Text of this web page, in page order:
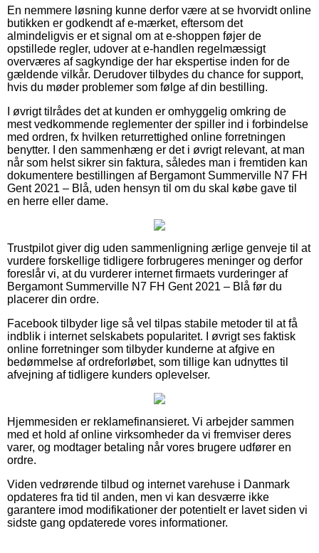
En nemmere løsning kunne derfor være at se hvorvidt online
butikken er godkendt af e-mærket, eftersom det
almindeligvis er et signal om at e-shoppen føjer de
opstillede regler, udover at e-handlen regelmæssigt
overværes af sagkyndige der har ekspertise inden for de
gældende vilkår. Derudover tilbydes du chance for support,
hvis du møder problemer som følge af din bestilling.
I øvrigt tilrådes det at kunden er omhyggelig omkring de
mest vedkommende reglementer der spiller ind i forbindelse
med ordren, fx hvilken returrettighed online forretningen
benytter. I den sammenhæng er det i øvrigt relevant, at man
når som helst sikrer sin faktura, således man i fremtiden kan
dokumentere bestillingen af Bergamont Summerville N7 FH
Gent 2021 – Blå, uden hensyn til om du skal købe gave til
en herre eller dame.
Trustpilot giver dig uden sammenligning ærlige genveje til at
vurdere forskellige tidligere forbrugeres meninger og derfor
foreslår vi, at du vurderer internet firmaets vurderinger af
Bergamont Summerville N7 FH Gent 2021 – Blå før du
placerer din ordre.
Facebook tilbyder lige så vel tilpas stabile metoder til at få
indblik i internet selskabets popularitet. I øvrigt ses faktisk
online forretninger som tilbyder kunderne at afgive en
bedømmelse af ordreforløbet, som tillige kan udnyttes til
afvejning af tidligere kunders oplevelser.
Hjemmesiden er reklamefinansieret. Vi arbejder sammen
med et hold af online virksomheder da vi fremviser deres
varer, og modtager betaling når vores brugere udfører en
ordre.
Viden vedrørende tilbud og internet varehuse i Danmark
opdateres fra tid til anden, men vi kan desværre ikke
garantere imod modifikationer der potentielt er lavet siden vi
sidste gang opdaterede vores informationer.